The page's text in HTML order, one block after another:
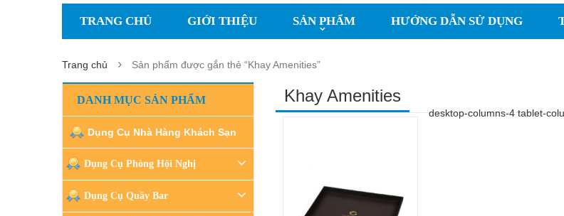
TRANG CHỦ GIỚI THIỆU SẢN PHẨM HƯỚNG DẪN SỬ DỤNG
Trang chủ Sản phẩm được gắn thẻ “Khay Amenities”
Khay Amenities
desktop-columns-4 tablet-
DANH MỤC SẢN PHẨM
Dụng Cụ Nhà Hàng Khách Sạn
Dụng Cụ Phòng Hội Nghị
Dụng Cụ Quầy Bar